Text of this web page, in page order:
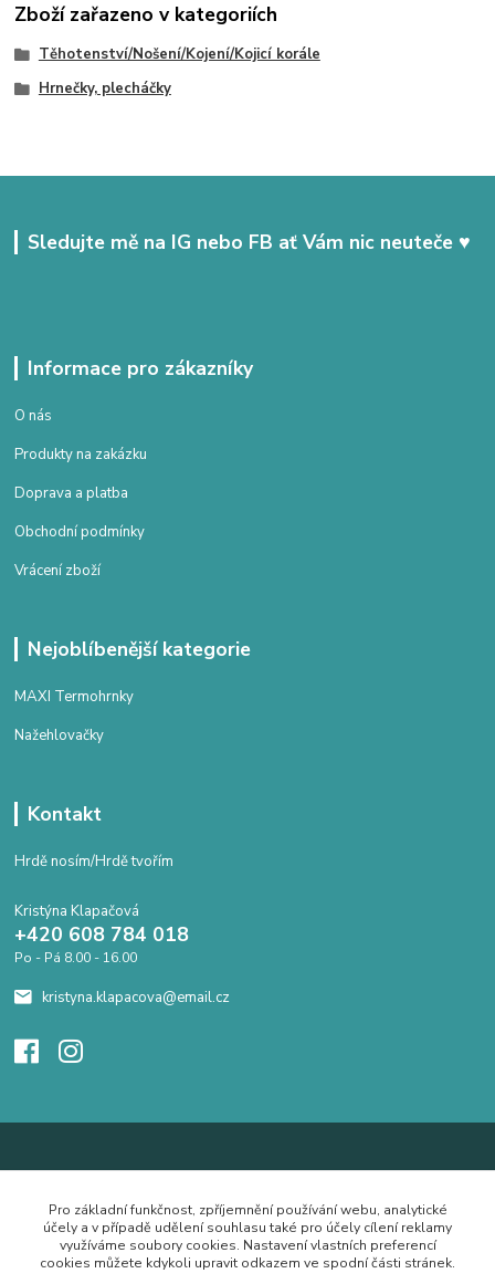
Zboží zařazeno v kategoriích
Těhotenství/Nošení/Kojení/Kojicí korále
Hrnečky, plecháčky
Sledujte mě na IG nebo FB ať Vám nic neuteče ♥
Informace pro zákazníky
O nás
Produkty na zakázku
Doprava a platba
Obchodní podmínky
Vrácení zboží
Nejoblíbenější kategorie
MAXI Termohrnky
Nažehlovačky
Kontakt
Hrdě nosím/Hrdě tvořím
Kristýna Klapačová
+420 608 784 018
Po - Pá 8.00 - 16.00
kristyna.klapacova@email.cz
Pro základní funkčnost, zpříjemnění používání webu, analytické
účely a v případě udělení souhlasu také pro účely cílení reklamy
využíváme soubory cookies. Nastavení vlastních preferencí
cookies můžete kdykoli upravit odkazem ve spodní části stránek.